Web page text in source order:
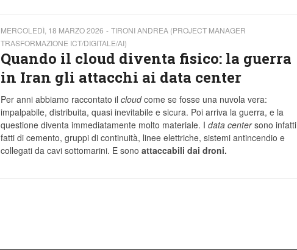
MERCOLEDÌ, 18 MARZO 2026
TIRONI ANDREA (PROJECT MANAGER
TRASFORMAZIONE ICT/DIGITALE/AI)
Quando il cloud diventa fisico: la guerra
in Iran gli attacchi ai data center
Per anni abbiamo raccontato il cloudcome se fosse una nuvola vera:
impalpabile, distribuita, quasi inevitabile e sicura. Poi arriva la guerra, e la
questione diventa immediatamente molto materiale. I data centersono infatti
fatti di cemento, gruppi di continuità, linee elettriche, sistemi antincendio e
collegati da cavi sottomarini. E sono attaccabili dai droni.